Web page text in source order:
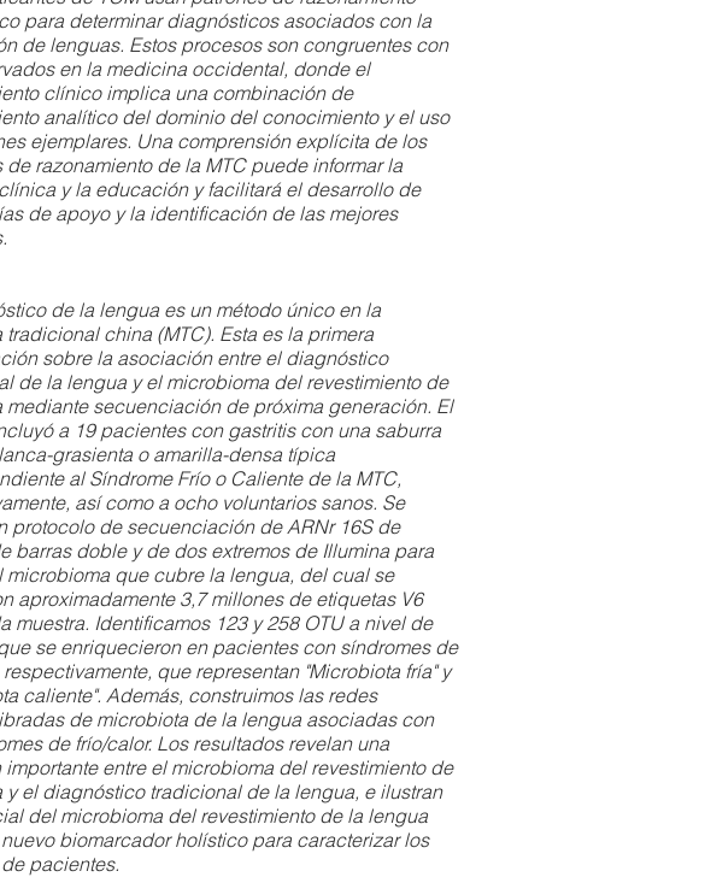
para determinar diagnósticos asociados con la
de lenguas. Estos procesos son congruentes con
en la medicina occidental, donde el
clínico implica una combinación de
analítico del dominio del conocimiento y el uso
ejemplares. Una comprensión explícita de los
de razonamiento de la MTC puede informar la
y la educación y facilitará el desarrollo de
de apoyo y la identificación de las mejores
de la lengua es un método único en la
tradicional china (MTC). Esta es la primera
sobre la asociación entre el diagnóstico
de la lengua y el microbioma del revestimiento de
mediante secuenciación de próxima generación. El
a 19 pacientes con gastritis con una saburra
grasienta o amarilla-densa típica
al Síndrome Frío o Caliente de la MTC,
así como a ocho voluntarios sanos. Se
protocolo de secuenciación de ARNr 16S de
barras doble y de dos extremos de Illumina para
microbioma que cubre la lengua, del cual se
aproximadamente 3,7 millones de etiquetas V6
muestra. Identificamos 123 y 258 OTU a nivel de
se enriquecieron en pacientes con síndromes de
respectivamente, que representan "Microbiota fría" y
caliente". Además, construimos las redes
de microbiota de la lengua asociadas con
de frío/calor. Los resultados revelan una
importante entre el microbioma del revestimiento de
y el diagnóstico tradicional de la lengua, e ilustran
del microbioma del revestimiento de la lengua
biomarcador holístico para caracterizar los
pacientes.